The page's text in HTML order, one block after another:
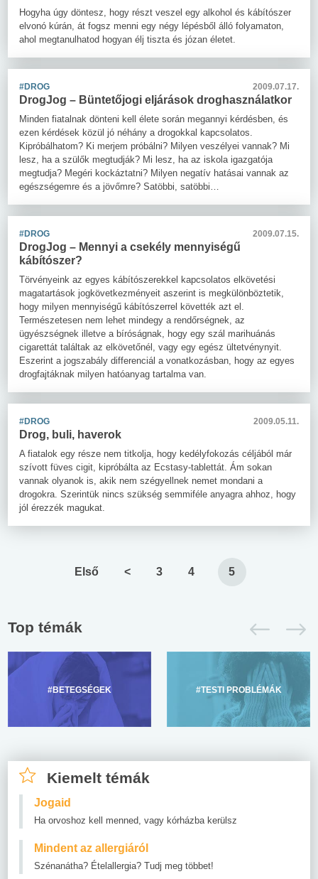
Hogyha úgy döntesz, hogy részt veszel egy alkohol és kábítószer
elvonó kúrán, át fogsz menni egy négy lépésből álló folyamaton,
ahol megtanulhatod hogyan élj tiszta és józan életet.
#DROG 2009.07.17.
DrogJog – Büntetőjogi eljárások droghasználatkor
Minden fiatalnak dönteni kell élete során megannyi kérdésben, és
ezen kérdések közül jó néhány a drogokkal kapcsolatos.
Kipróbálhatom? Ki merjem próbálni? Milyen veszélyei vannak? Mi
lesz, ha a szülők megtudják? Mi lesz, ha az iskola igazgatója
megtudja? Megéri kockáztatni? Milyen negatív hatásai vannak az
egészségemre és a jövőmre? Satöbbi, satöbbi…
#DROG 2009.07.15.
DrogJog – Mennyi a csekély mennyiségű
kábítószer?
Törvényeink az egyes kábítószerekkel kapcsolatos elkövetési
magatartások jogkövetkezményeit aszerint is megkülönböztetik,
hogy milyen mennyiségű kábítószerrel követték azt el.
Természetesen nem lehet mindegy a rendőrségnek, az
ügyészségnek illetve a bíróságnak, hogy egy szál marihuánás
cigarettát találtak az elkövetőnél, vagy egy egész ültetvénynyit.
Eszerint a jogszabály differenciál a vonatkozásban, hogy az egyes
drogfajtáknak milyen hatóanyag tartalma van.
#DROG 2009.05.11.
Drog, buli, haverok
A fiatalok egy része nem titkolja, hogy kedélyfokozás céljából már
szívott füves cigit, kipróbálta az Ecstasy-tablettát. Ám sokan
vannak olyanok is, akik nem szégyellnek nemet mondani a
drogokra. Szerintük nincs szükség semmiféle anyagra ahhoz, hogy
jól érezzék magukat.
Első < 3 4 5
Top témák
#BETEGSÉGEK #TESTI PROBLÉMÁK
Kiemelt témák
Jogaid
Ha orvoshoz kell menned, vagy kórházba kerülsz
Mindent az allergiáról
Szénanátha? Ételallergia? Tudj meg többet!